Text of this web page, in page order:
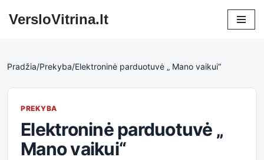
VersloVitrina.lt
Pradžia/Prekyba/Elektroninė parduotuvė „ Mano vaikui“
PREKYBA
Elektroninė parduotuvė „
Mano vaikui“